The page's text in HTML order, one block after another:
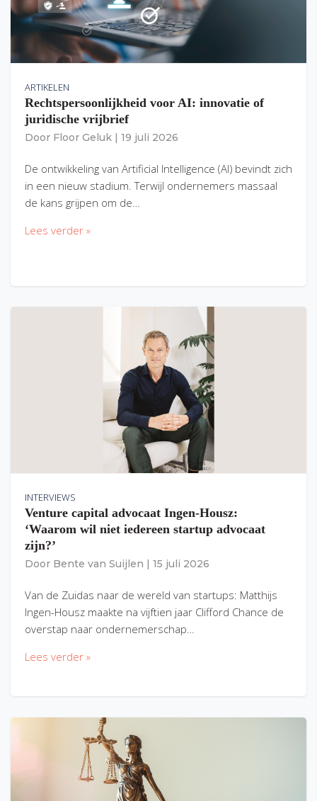
ARTIKELEN
Rechtspersoonlijkheid voor AI: innovatie of
juridische vrijbrief
Door Floor Geluk 19 juli 2026
De ontwikkeling van Artificial Intelligence (AI) bevindt zich
in een nieuw stadium. Terwijl ondernemers massaal
de kans grijpen om de…
Lees verder »
INTERVIEWS
Venture capital advocaat Ingen-Housz:
‘Waarom wil niet iedereen startup advocaat
zijn?’
Door Bente van Suijlen 15 juli 2026
Van de Zuidas naar de wereld van startups: Matthijs
Ingen-Housz maakte na vijftien jaar Clifford Chance de
overstap naar ondernemerschap…
Lees verder »